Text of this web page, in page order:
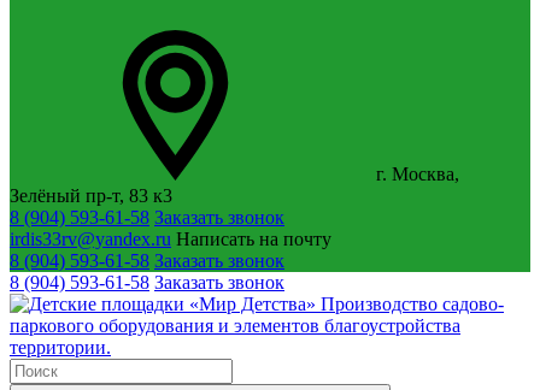
г. Москва,
Зелёный пр-т, 83 к3
8 (904) 593-61-58 Заказать звонок
irdis33rv@yandex.ru Написать на почту
8 (904) 593-61-58 Заказать звонок
8 (904) 593-61-58 Заказать звонок
Производство садово-
паркового оборудования и элементов благоустройства
территории.